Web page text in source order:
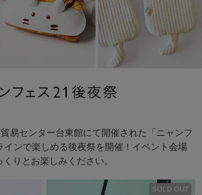
易センター台東館にて開催された「ニャンフ
インで楽しめる後夜祭を開催！イベント会場
りとお楽しみください。
SOLD OUT